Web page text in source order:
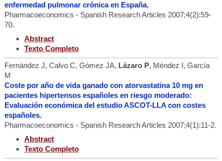
enfermedad pulmonar crónica en España.
Pharmacoeconomics - Spanish Research Articles 2007;4(2):59-
70.
Abstract
Texto Completo
Fernández J, Calvo C, Gómez JA, Lázaro P, Méndez I, García
M
Coste por año de vida ganado con atorvastatina 10 mg en
pacientes hipertensos españoles en riesgo moderado:
Evaluación económica del estudio ASCOT-LLA con costes
españoles.
Pharmacoeconomics - Spanish Research Articles 2007;4(1):11-2.
Abstract
Texto Completo